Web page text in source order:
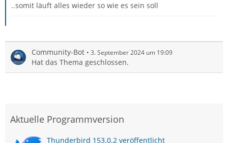
..somit läuft alles wieder so wie es sein soll
Community-Bot 3. September 2024 um 19:09
Hat das Thema geschlossen.
Aktuelle Programmversion
Thunderbird 153.0.2 veröffentlicht